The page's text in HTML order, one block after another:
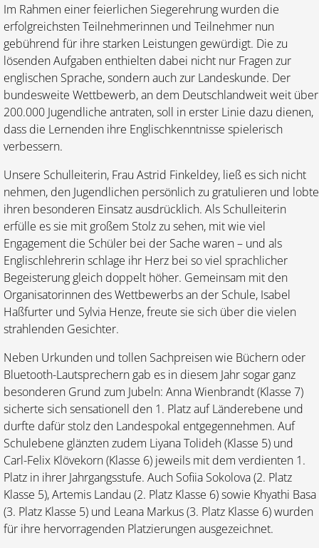
Im Rahmen einer feierlichen Siegerehrung wurden die
erfolgreichsten Teilnehmerinnen und Teilnehmer nun
gebührend für ihre starken Leistungen gewürdigt. Die zu
lösenden Aufgaben enthielten dabei nicht nur Fragen zur
englischen Sprache, sondern auch zur Landeskunde. Der
bundesweite Wettbewerb, an dem Deutschlandweit weit über
200.000 Jugendliche antraten, soll in erster Linie dazu dienen,
dass die Lernenden ihre Englischkenntnisse spielerisch
verbessern.
Unsere Schulleiterin, Frau Astrid Finkeldey, ließ es sich nicht
nehmen, den Jugendlichen persönlich zu gratulieren und lobte
ihren besonderen Einsatz ausdrücklich. Als Schulleiterin
erfülle es sie mit großem Stolz zu sehen, mit wie viel
Engagement die Schüler bei der Sache waren – und als
Englischlehrerin schlage ihr Herz bei so viel sprachlicher
Begeisterung gleich doppelt höher. Gemeinsam mit den
Organisatorinnen des Wettbewerbs an der Schule, Isabel
Haßfurter und Sylvia Henze, freute sie sich über die vielen
strahlenden Gesichter.
Neben Urkunden und tollen Sachpreisen wie Büchern oder
Bluetooth-Lautsprechern gab es in diesem Jahr sogar ganz
besonderen Grund zum Jubeln: Anna Wienbrandt (Klasse 7)
sicherte sich sensationell den 1. Platz auf Länderebene und
durfte dafür stolz den Landespokal entgegennehmen. Auf
Schulebene glänzten zudem Liyana Tolideh (Klasse 5) und
Carl-Felix Klövekorn (Klasse 6) jeweils mit dem verdienten 1.
Platz in ihrer Jahrgangsstufe. Auch Sofiia Sokolova (2. Platz
Klasse 5), Artemis Landau (2. Platz Klasse 6) sowie Khyathi Basa
(3. Platz Klasse 5) und Leana Markus (3. Platz Klasse 6) wurden
für ihre hervorragenden Platzierungen ausgezeichnet.